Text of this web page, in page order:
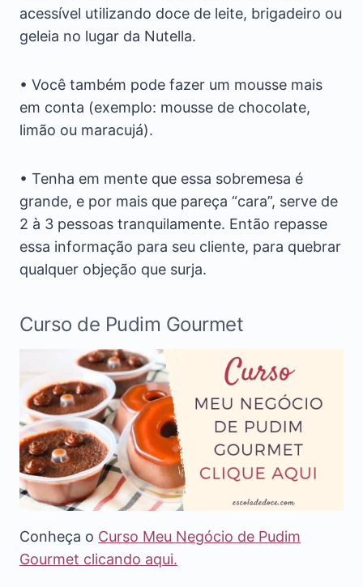
acessível utilizando doce de leite, brigadeiro ou
geleia no lugar da Nutella.
• Você também pode fazer um mousse mais
em conta (exemplo: mousse de chocolate,
limão ou maracujá).
• Tenha em mente que essa sobremesa é
grande, e por mais que pareça “cara”, serve de
2 à 3 pessoas tranquilamente. Então repasse
essa informação para seu cliente, para quebrar
qualquer objeção que surja.
Curso de Pudim Gourmet
Conheça o Curso Meu Negócio de Pudim
Gourmet clicando aqui.